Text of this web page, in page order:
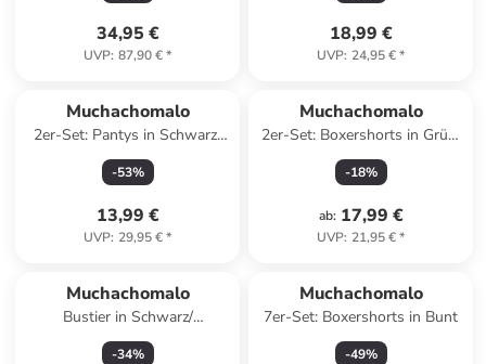
34,95 €
UVP: 87,90 €*
18,99 €
UVP: 24,95 €*
Muchachomalo
2er-Set: Pantys in Schwarz/
Türkis/ Hellblau
-53%
13,99 €
UVP: 29,95 €*
Muchachomalo
2er-Set: Boxershorts in Grün/
Blau
-18%
ab: 17,99 €
UVP: 21,95 €*
Muchachomalo
Bustier in Schwarz/
Dunkelblau
-34%
Muchachomalo
7er-Set: Boxershorts in Bunt
-49%